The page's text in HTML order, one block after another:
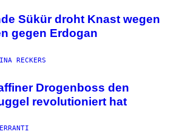
Sükür droht Knast wegen
gegen Erdogan
RECKERS
Drogenboss den
revolutioniert hat